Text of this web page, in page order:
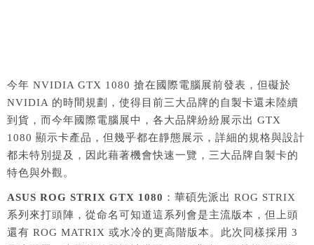
今年 NVIDIA GTX 1080 搶在國際電腦展前發表，但礙於
NVIDIA 的時間規劃，使得目前三大品牌的自製卡還未陸續
到貨，而今年國際電腦展中，各大品牌紛紛展示出 GTX
1080 顯示卡產品，但幾乎都在靜態展示，詳細的規格與設計
都未特別提及，因此藉著機會快速一覽，三大品牌自製卡的
特色與外觀。
ASUS ROG STRIX GTX 1080 ：華碩先派出 ROG STRIX
系列來打頭陣，從命名可知道這系列會是主流版本，但上頭
還有 ROG MATRIX 或水冷的更高階版本。此次同樣採用 3